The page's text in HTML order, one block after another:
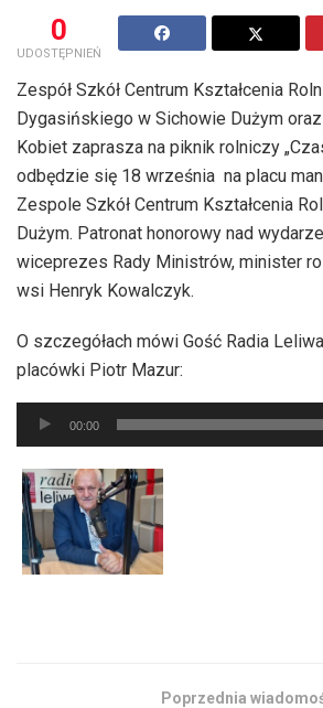
0
UDOSTĘPNIEŃ
Zespół Szkół Centrum Kształcenia
Dygasińskiego w Sichowie Dużym
Kobiet zaprasza na piknik rolniczy
odbędzie się 18 września na placu
Zespole Szkół Centrum Kształcenia
Dużym. Patronat honorowy nad
wiceprezes Rady Ministrów, minister
wsi Henryk Kowalczyk.
O szczegółach mówi Gość Radia
placówki Piotr Mazur:
Odtwarzacz
plików
dźwiękowych
00:00
Poprzednia